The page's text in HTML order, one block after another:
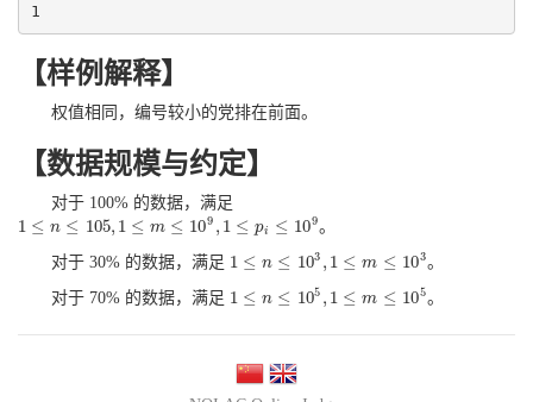
1
【样例解释】
权值相同，编号较小的党排在前面。
【数据规模与约定】
对于 100% 的数据，满足
1 ≤ n ≤ 105, 1 ≤ m ≤ 109 , 1 ≤ pi ≤ 109
1 ≤n ≤105 1≤m ≤109 ,1≤ pi ≤109
。
对于 30% 的数据，满足 1 ≤ n ≤ 103 , 1 ≤ m ≤ 103
1 ≤n ≤103 1≤m ≤103
。
对于 70% 的数据，满足 1 ≤ n ≤ 105 , 1 ≤ m ≤ 105
1 ≤n ≤105 1≤m ≤105 。